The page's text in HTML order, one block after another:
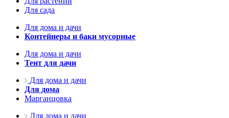
Для сада
Для дома и дачи
Контейнеры и баки мусорные
Для дома и дачи
Тент для дачи
Для дома и дачи
Для дома
Марганцовка
Для дома и дачи